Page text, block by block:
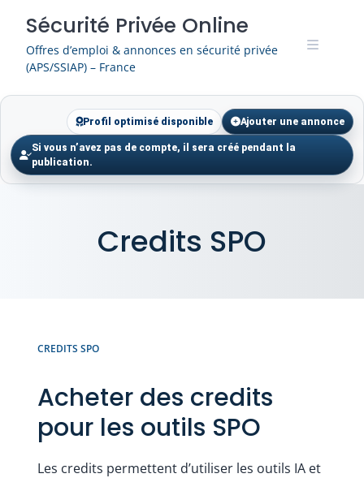
content
Sécurité Privée Online
Offres d’emploi & annonces en sécurité privée
(APS/SSIAP) – France
Profil optimisé disponible Ajouter une annonce
Si vous n’avez pas de compte, il sera créé pendant la
publication.
Credits SPO
CREDITS SPO
Acheter des credits
pour les outils SPO
Les credits permettent d’utiliser les outils IA et